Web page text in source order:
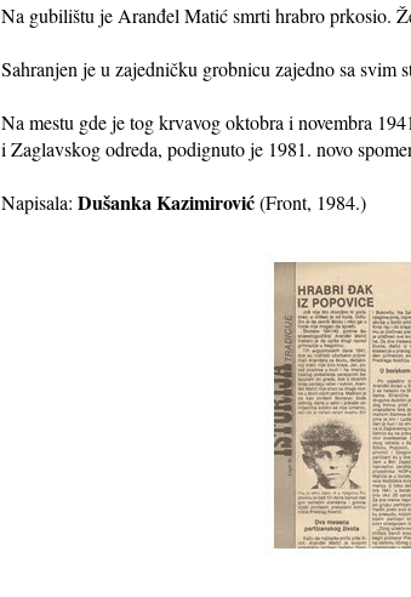
Na gubilištu je Aranđel Matić smrti hrabro prkosio.
Sahranjen je u zajedničku grobnicu zajedno sa
Na mestu gde je tog krvavog oktobra i novembra
i Zaglavskog odreda, podignuto je 1981. novo
Napisala: Dušanka Kazimirović(Front, 1984.)